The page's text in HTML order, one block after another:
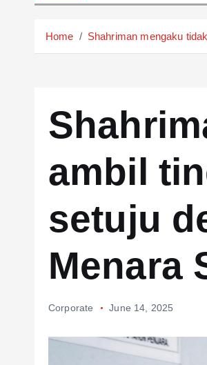
Home Shahriman mengaku
ambil
setuju
Menara
Corporate June 14, 2025